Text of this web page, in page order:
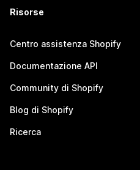
Risorse
Centro assistenza Shopify
Documentazione API
Community di Shopify
Blog di Shopify
Ricerca